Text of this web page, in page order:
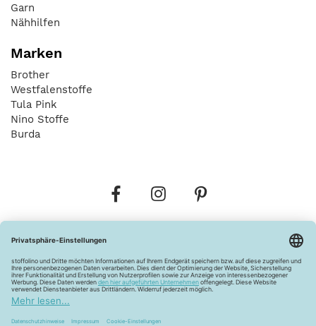
Garn
Nähhilfen
Marken
Brother
Westfalenstoffe
Tula Pink
Nino Stoffe
Burda
Widerrufsbelehrung Vertrag widerrufen
Barrierefreiheitserklärung